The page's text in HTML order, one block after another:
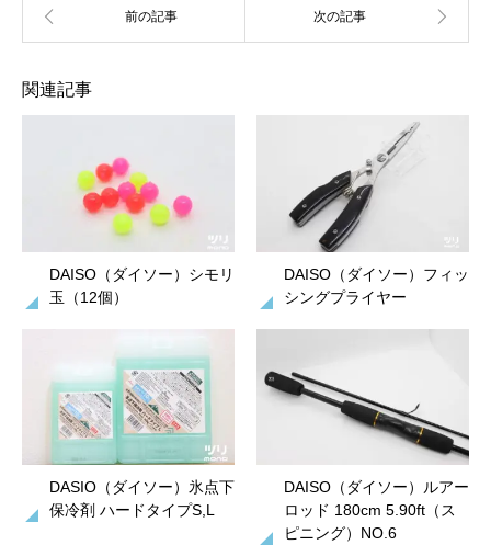
関連記事
DAISO（ダイソー）シモリ
玉（12個）
DAISO（ダイソー）フィッ
シングプライヤー
DASIO（ダイソー）氷点下
保冷剤 ハードタイプS,L
DAISO（ダイソー）ルアー
ロッド 180cm 5.90ft（ス
ピニング）NO.6